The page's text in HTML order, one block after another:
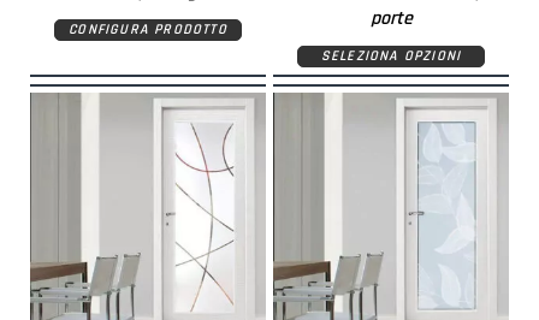
CONFIGURA PRODOTTO
porte
SELEZIONA OPZIONI